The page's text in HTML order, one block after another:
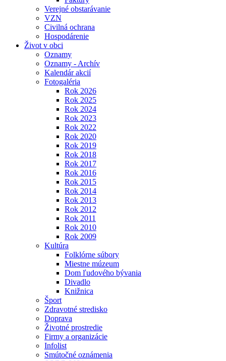
Verejné obstarávanie
VZN
Civilná ochrana
Hospodárenie
Život v obci
Oznamy
Oznamy - Archív
Kalendár akcií
Fotogaléria
Rok 2026
Rok 2025
Rok 2024
Rok 2023
Rok 2022
Rok 2020
Rok 2019
Rok 2018
Rok 2017
Rok 2016
Rok 2015
Rok 2014
Rok 2013
Rok 2012
Rok 2011
Rok 2010
Rok 2009
Kultúra
Folklórne súbory
Miestne múzeum
Dom ľudového bývania
Divadlo
Knižnica
Šport
Zdravotné stredisko
Doprava
Životné prostredie
Firmy a organizácie
Infolist
Smútočné oznámenia